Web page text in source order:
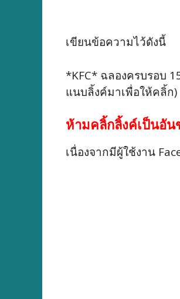
เขียนข้อความไว้ดังนี้
*KFC* ฉลองครบรอบ
แนบลิ้งค์มาเพื่อให้คลิ้ก)
ห้ามคลิ้กลิ้งค์เป็นอัน
เนื่องจากมีผู้ใช้งาน